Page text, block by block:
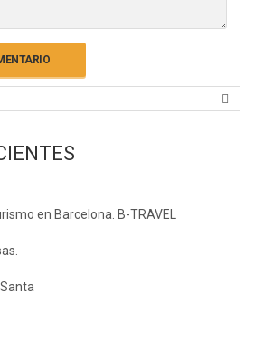
en Barcelona. B-TRAVEL